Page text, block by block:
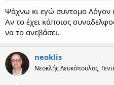
Ψάχνω κι εγώ συντομο Λόγον
Αν το έχει κάποιος
να το ανεβάσει.
neoklis
Νεοκλής Λευκόπουλος,